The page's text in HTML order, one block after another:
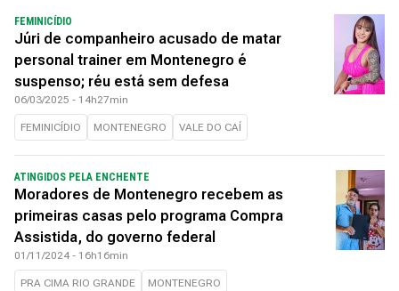
FEMINICÍDIO
Júri de companheiro acusado de matar
personal trainer em Montenegro é
suspenso; réu está sem defesa
06/03/2025 - 14h27min
FEMINICÍDIO MONTENEGRO VALE DO CAÍ
ATINGIDOS PELA ENCHENTE
Moradores de Montenegro recebem as
primeiras casas pelo programa Compra
Assistida, do governo federal
01/11/2024 - 16h16min
PRA CIMA RIO GRANDE MONTENEGRO